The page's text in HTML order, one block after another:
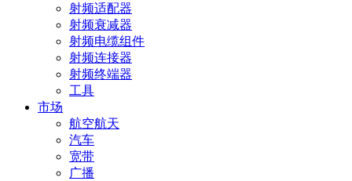
射频适配器
射频衰减器
射频电缆组件
射频连接器
射频终端器
工具
市场
航空航天
汽车
宽带
广播